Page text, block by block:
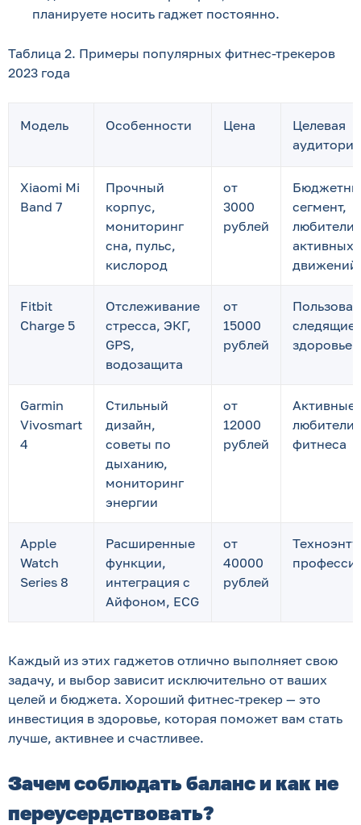
планируете носить гаджет постоянно.
Таблица 2. Примеры популярных фитнес-трекеров
2023 года
Модель Особенности Цена
Целевая
аудитория
Xiaomi Mi
Band 7
Прочный
корпус,
мониторинг
сна, пульс,
кислород
от
3000
рублей
сегмент,
любители
активных
движений
Fitbit
Charge 5
Отслеживание
стресса, ЭКГ,
GPS,
водозащита
от
15000
рублей
следящие
здоровьем
Garmin
Vivosmart
4
Стильный
дизайн,
советы по
дыханию,
мониторинг
энергии
от
12000
рублей
Активные
любители
фитнеса
Apple
Watch
Series 8
Расширенные
функции,
интеграция с
Айфоном, ECG
от
40000
рублей
Каждый из этих гаджетов отлично выполняет свою
задачу, и выбор зависит исключительно от ваших
целей и бюджета. Хороший фитнес-трекер — это
инвестиция в здоровье, которая поможет вам стать
лучше, активнее и счастливее.
Зачем соблюдать баланс и как не
переусердствовать?